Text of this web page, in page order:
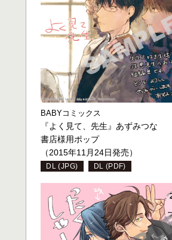
BABYコミックス
『よく見て、先生』あずみつな
書店様用ポップ
（2015年11月24日発売）
DL (JPG) DL (PDF)